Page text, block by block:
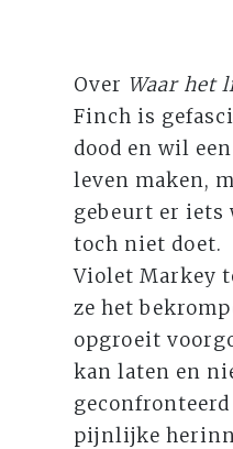
Over Waar het
Finch is
dood en wil
leven maken,
gebeurt er iets
toch niet doet.
Violet Markey
ze het
opgroeit
kan laten en
pijnlijke